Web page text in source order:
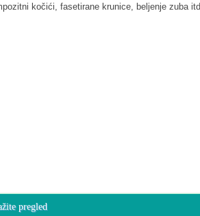
kočići, fasetirane krunice, beljenje zuba
pregled